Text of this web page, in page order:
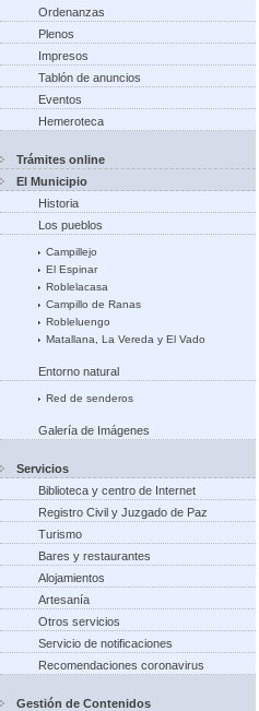
Ordenanzas
Plenos
Impresos
Tablón de anuncios
Eventos
Hemeroteca
Trámites online
El Municipio
Historia
Los pueblos
Campillejo
El Espinar
Roblelacasa
Campillo de Ranas
Robleluengo
Matallana, La Vereda y El Vado
Entorno natural
Red de senderos
Galería de Imágenes
Servicios
Biblioteca y centro de Internet
Registro Civil y Juzgado de Paz
Turismo
Bares y restaurantes
Alojamientos
Artesanía
Otros servicios
Servicio de notificaciones
Recomendaciones coronavirus
Gestión de Contenidos